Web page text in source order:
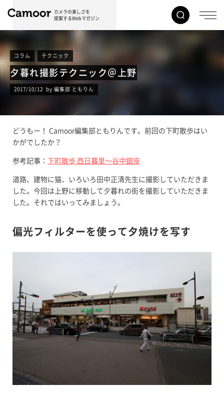
カメラの楽しさを
提案するWebマガジン
コラム テクニック
夕暮れ撮影テクニック＠上野
2017/10/12 by 編集部 ともりん
どうもー！ Camoor編集部ともりんです。前回の下町散歩はい
かがでしたか？
参考記事： 下町散歩 西日暮里〜谷中銀座
道路、建物に猫、いろいろ田中正清先生に撮影していただきま
した。今回は上野に移動して夕暮れの街を撮影していただきま
した。それではいってみましょう。
偏光フィルターを使って夕焼けを写す